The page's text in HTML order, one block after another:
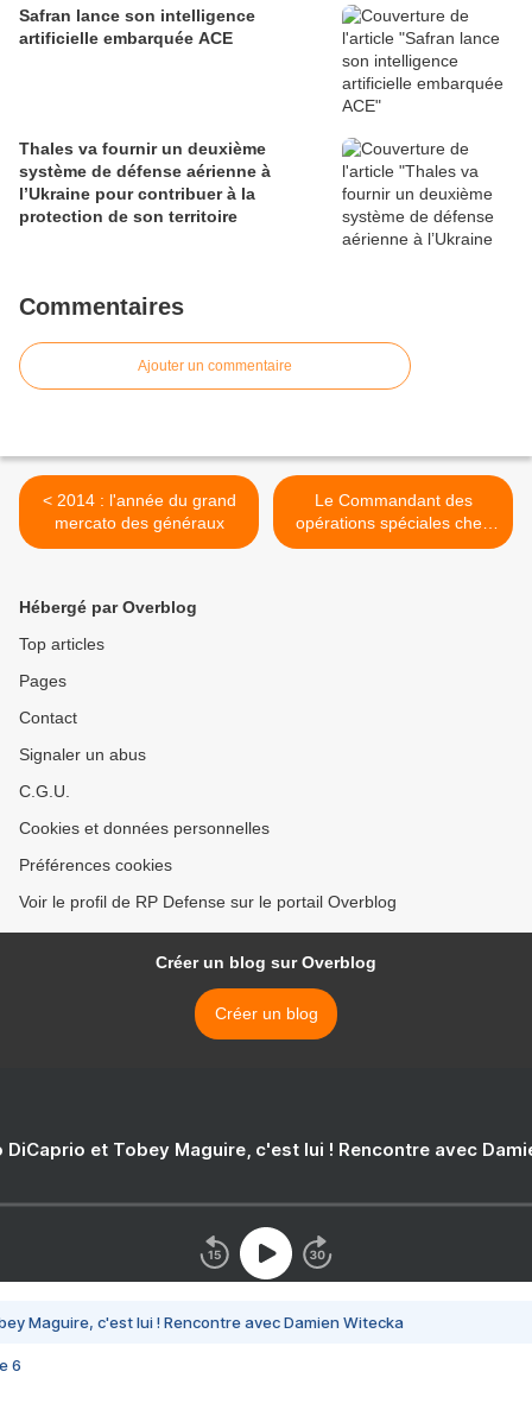
Safran lance son intelligence
artificielle embarquée ACE
Thales va fournir un deuxième
système de défense aérienne à
l’Ukraine pour contribuer à la
protection de son territoire
Commentaires
Ajouter un commentaire
< 2014 : l'année du grand
mercato des généraux
Le Commandant des
opérations spéciales chez
les commandos marine à
Hébergé par Overblog
Top articles
Pages
Contact
Signaler un abus
C.G.U.
Cookies et données personnelles
Préférences cookies
Voir le profil de RP Defense sur le portail Overblog
Créer un blog sur Overblog
Créer un blog
DiCaprio et Tobey Maguire, c'est lui ! Rencontre avec
Maguire, c'est lui ! Rencontre avec Damien Witecka
6